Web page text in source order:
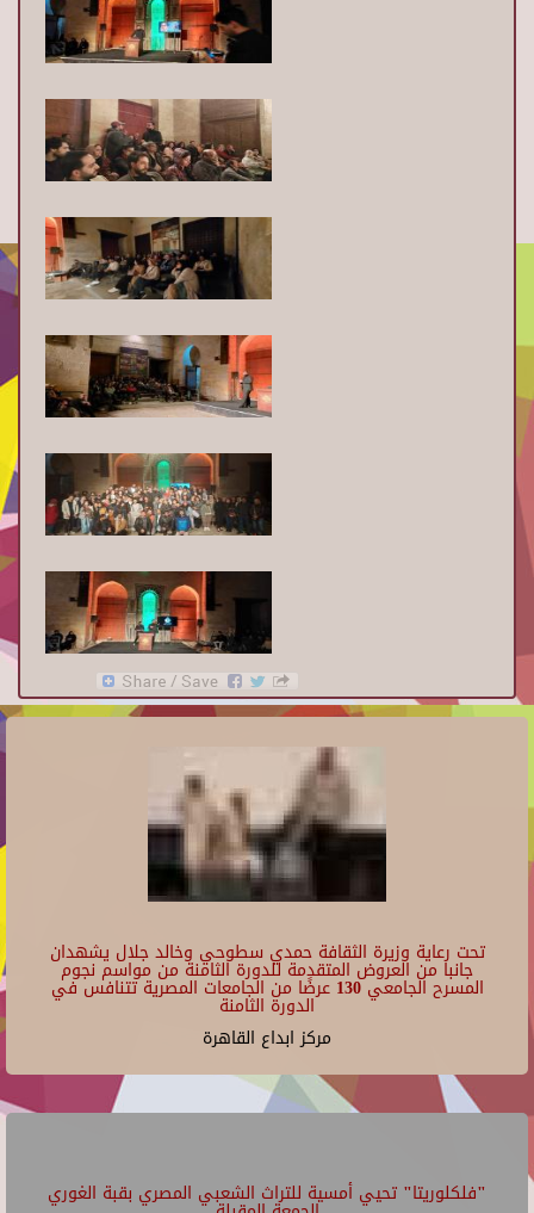
تحت رعاية وزيرة الثقافة حمدي سطوحي وخالد جلال يشهدان
جانبا من العروض المتقدمة للدورة الثامنة من مواسم نجوم
المسرح الجامعي 130 عرضًا من الجامعات المصرية تتنافس في
الدورة الثامنة
مركز ابداع القاهرة
"فلكلوريتا" تحيي أمسية للتراث الشعبي المصري بقبة الغوري